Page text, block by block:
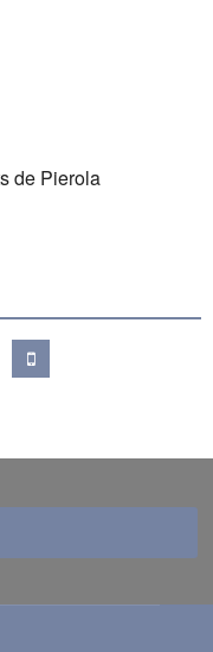
de Pierola
mobile